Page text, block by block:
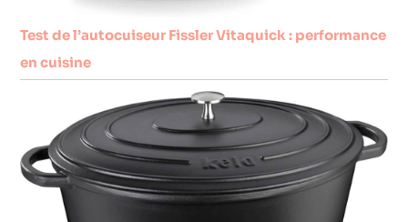
Test de l’autocuiseur Fissler Vitaquick : performance
en cuisine